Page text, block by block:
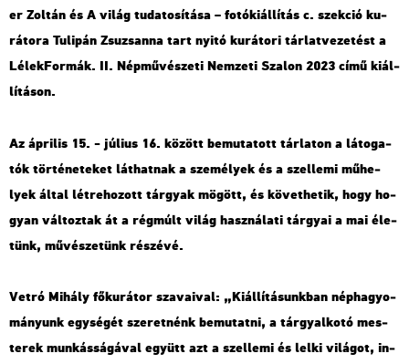
er Zol­tán és A világ tu­da­to­sí­tá­sa – fo­tó­ki­ál­lí­tás c. szek­ció ku­
rá­to­ra Tu­li­pán Zsu­zsan­na tart nyitó ku­rá­to­ri tár­lat­ve­ze­tést a
Lé­lek­For­mák. II. Nép­mű­vé­sze­ti Nem­ze­ti Sza­lon 2023 című ki­ál­
lí­tá­son.
Az áp­ri­lis 15. - jú­li­us 16. kö­zött be­mu­ta­tott tár­la­ton a lá­to­ga­
tók tör­té­ne­te­ket lát­hat­nak a sze­mé­lyek és a szel­le­mi mű­he­
lyek által lét­re­ho­zott tár­gyak mö­gött, és kö­vet­he­tik, hogy ho­
gyan vál­toz­tak át a rég­múlt világ hasz­ná­la­ti tár­gyai a mai éle­
tünk, mű­vé­sze­tünk ré­szé­vé.
Vetró Mi­hály fő­ku­rá­tor sza­va­i­val: „Ki­ál­lí­tá­sunk­ban nép­ha­gyo­
má­nyunk egy­sé­gét sze­ret­nénk be­mu­tat­ni, a tárgy­al­ko­tó mes­
te­rek mun­kás­sá­gá­val együtt azt a szel­le­mi és lelki vi­lá­got, in­